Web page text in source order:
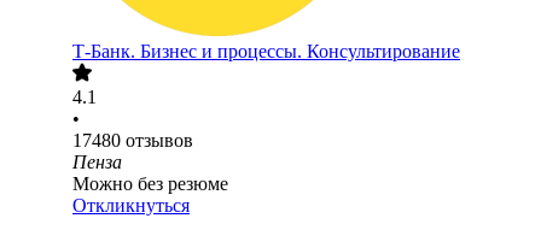
Т-Банк. Бизнес и процессы. Консультирование
4.1
•
17480 отзывов
Пенза
Можно без резюме
Откликнуться